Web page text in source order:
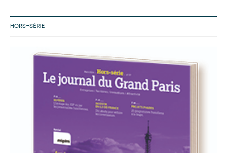
HORS-SÉRIE